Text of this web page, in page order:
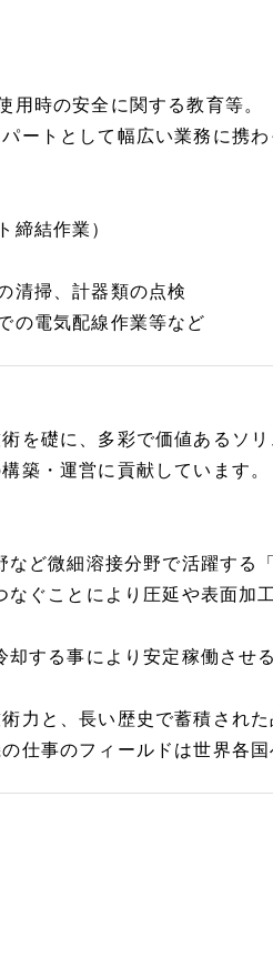
時の安全に関する教育等。
ートとして幅広い業務に携わ
締結作業）
清掃、計器類の点検
の電気配線作業等など
を礎に、多彩で価値あるソ
築・運営に貢献しています。
ど微細溶接分野で活躍する
ぐことにより圧延や表面加
する事により安定稼働させ
力と、長い歴史で蓄積され
仕事のフィールドは世界各